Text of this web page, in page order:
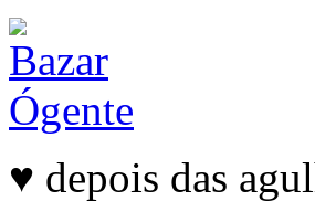
♥ depois das